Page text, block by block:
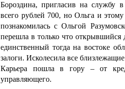
Бороздина, пригласив на службу
всего рублей 700, но Ольга и
познакомилась с Ольгой
перешла в только что открывшийся
единственный тогда на востоке
залоги. Исколесила все
Карьера пошла в гору – от
управляющего.